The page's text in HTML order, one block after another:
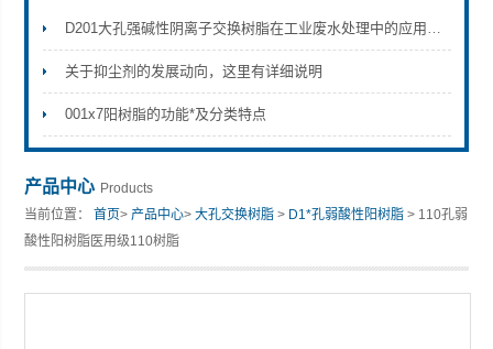
D201大孔强碱性阴离子交换树脂在工业废水处理中的应用前景
关于抑尘剂的发展动向，这里有详细说明
001x7阳树脂的功能*及分类特点
产品中心 Products
当前位置：首页>产品中心>大孔交换树脂 > D1*孔弱酸性阳树脂 > 110孔弱
酸性阳树脂医用级110树脂